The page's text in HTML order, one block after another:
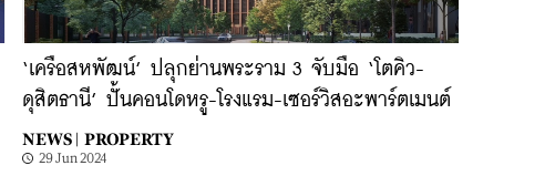
‘เครือสหพัฒน์’ ปลุกย่านพระราม 3 จับมือ ‘โตคิว-
ดุสิตธานี’ ปั้นคอนโดหรู-โรงแรม-เซอร์วิสอะพาร์ตเมนต์
NEWS | PROPERTY
29 Jun 2024